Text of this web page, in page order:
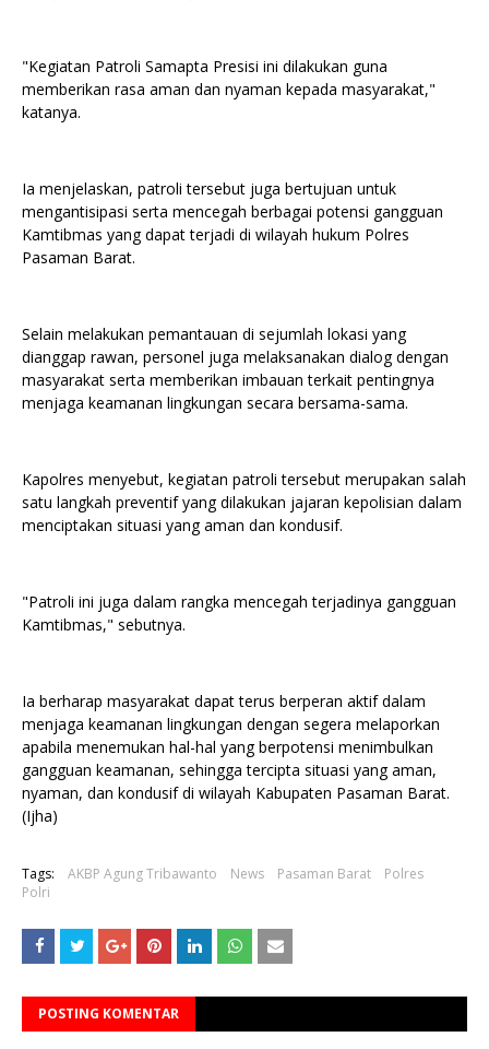
"Kegiatan Patroli Samapta Presisi ini dilakukan guna
memberikan rasa aman dan nyaman kepada masyarakat,"
katanya.
Ia menjelaskan, patroli tersebut juga bertujuan untuk
mengantisipasi serta mencegah berbagai potensi gangguan
Kamtibmas yang dapat terjadi di wilayah hukum Polres
Pasaman Barat.
Selain melakukan pemantauan di sejumlah lokasi yang
dianggap rawan, personel juga melaksanakan dialog dengan
masyarakat serta memberikan imbauan terkait pentingnya
menjaga keamanan lingkungan secara bersama-sama.
Kapolres menyebut, kegiatan patroli tersebut merupakan salah
satu langkah preventif yang dilakukan jajaran kepolisian dalam
menciptakan situasi yang aman dan kondusif.
"Patroli ini juga dalam rangka mencegah terjadinya gangguan
Kamtibmas," sebutnya.
Ia berharap masyarakat dapat terus berperan aktif dalam
menjaga keamanan lingkungan dengan segera melaporkan
apabila menemukan hal-hal yang berpotensi menimbulkan
gangguan keamanan, sehingga tercipta situasi yang aman,
nyaman, dan kondusif di wilayah Kabupaten Pasaman Barat.
(Ijha)
Tags: AKBP Agung Tribawanto News Pasaman Barat
Polres
Polri
POSTING KOMENTAR